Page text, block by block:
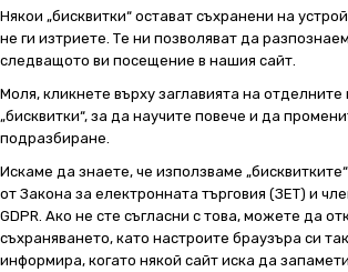
Някои „бисквитки“ остават съхранени на
не ги изтриете. Те ни позволяват да
следващото ви посещение в нашия сайт.
Моля, кликнете върху заглавията на отделните
„бисквитки“, за да научите повече и да
подразбиране.
Искаме да знаете, че използваме
от Закона за електронната търговия (ЗЕТ) и
GDPR. Ако не сте съгласни с това, можете да
съхраняването, като настроите браузъра си
информира, когато някой сайт иска да